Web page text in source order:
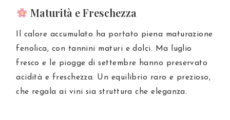
Maturità e Freschezza
Il calore accumulato ha portato piena maturazione
fenolica, con tannini maturi e dolci. Ma luglio
fresco e le piogge di settembre hanno preservato
acidità e freschezza. Un equilibrio raro e prezioso,
che regala ai vini sia struttura che eleganza.